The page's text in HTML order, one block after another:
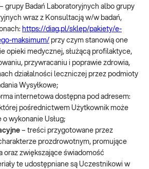
– grupy Badań Laboratoryjnych albo grupy
wraz z Konsultacją w/w badań,
https://diag.pl/sklep/pakiety/e-
maksimum/ przy czym stanowią one
opieki medycznej, służącą profilaktyce,
przywracaniu i poprawie zdrowia,
działalności leczniczej przez podmioty
Wysyłkowe;
internetowa dostępna pod adresem:
pośrednictwem Użytkownik może
wykonanie Usług;
– treści przygotowane przez
prozdrowotnym, promujące
oraz zwiększające świadomość
te udostępniane są Uczestnikowi w